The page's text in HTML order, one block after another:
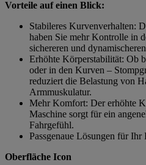
Vorteile auf einen Blick:
Stabileres Kurvenverhalten:
haben Sie mehr Kontrolle in
sichereren und
Erhöhte Körperstabilität: Ob
oder in den Kurven –
reduziert die Belastung von
Armmuskulatur.
Mehr Komfort: Der erhöhte
Maschine sorgt für ein
Fahrgefühl.
Passgenaue Lösungen für Ihr
Oberfläche Icon